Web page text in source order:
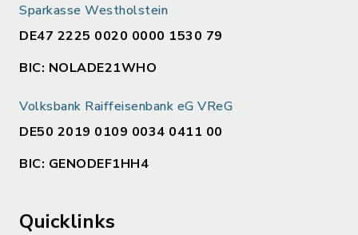
Sparkasse Westholstein
DE47 2225 0020 0000 1530 79
BIC: NOLADE21WHO
Volksbank Raiffeisenbank eG VReG
DE50 2019 0109 0034 0411 00
BIC: GENODEF1HH4
Quicklinks